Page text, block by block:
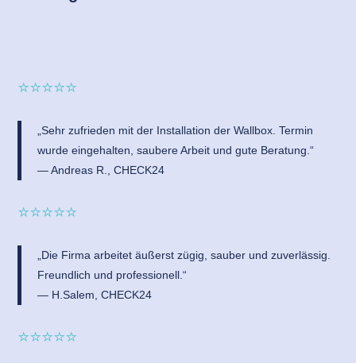
⭐⭐⭐⭐⭐
„Sehr zufrieden mit der Installation der Wallbox. Termin
wurde eingehalten, saubere Arbeit und gute Beratung.“
— Andreas R., CHECK24
⭐⭐⭐⭐⭐
„Die Firma arbeitet äußerst zügig, sauber und zuverlässig.
Freundlich und professionell.“
— H.Salem, CHECK24
⭐⭐⭐⭐⭐